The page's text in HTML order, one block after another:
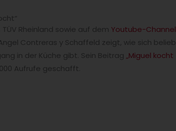
Rheinland sowie auf dem Youtube-
Contreras y Schaffeld zeigt, wie sich
in der Küche gibt. Sein Beitrag „Miguel
Aufrufe geschafft.